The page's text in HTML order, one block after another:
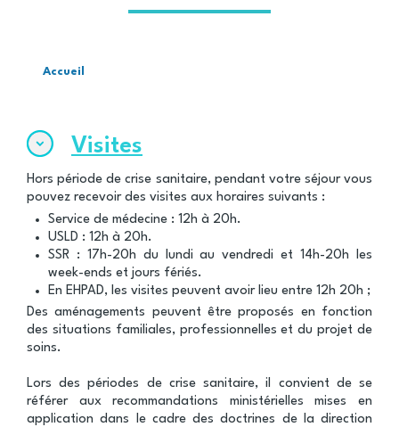
Fil
Accueil
Visites
Hors période de crise sanitaire, pendant votre séjour vous
pouvez recevoir des visites aux horaires suivants :
Service de médecine : 12h à 20h.
USLD : 12h à 20h.
SSR : 17h-20h du lundi au vendredi et 14h-20h les
week-ends et jours fériés.
En EHPAD, les visites peuvent avoir lieu entre 12h 20h ;
Des aménagements peuvent être proposés en fonction
des situations familiales, professionnelles et du projet de
soins.
Lors des périodes de crise sanitaire, il convient de se
référer aux recommandations ministérielles mises en
application dans le cadre des doctrines de la direction